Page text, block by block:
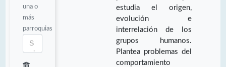
una o
más
parroquias
estudia el origen,
evolución e
interrelación de los
grupos humanos.
Plantea problemas del
comportamiento